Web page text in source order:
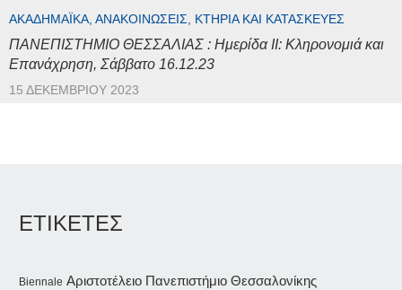
ΑΚΑΔΗΜΑΪΚΆ, ΑΝΑΚΟΙΝΏΣΕΙΣ, ΚΤΉΡΙΑ ΚΑΙ ΚΑΤΑΣΚΕΥΈΣ
ΠΑΝΕΠΙΣΤΗΜΙΟ ΘΕΣΣΑΛΙΑΣ : Ημερίδα ΙΙ: Κληρονομιά και
Επανάχρηση, Σάββατο 16.12.23
15 ΔΕΚΕΜΒΡΊΟΥ 2023
ΕΤΙΚΕΤΕΣ
Biennale Αριστοτέλειο Πανεπιστήμιο Θεσσαλονίκης